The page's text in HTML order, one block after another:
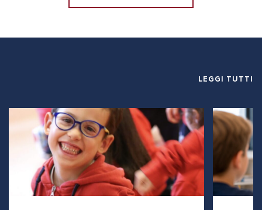
LEGGI TUTTI